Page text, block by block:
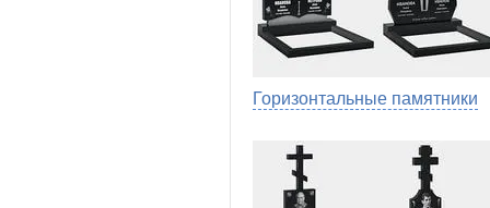
Горизонтальные памятники